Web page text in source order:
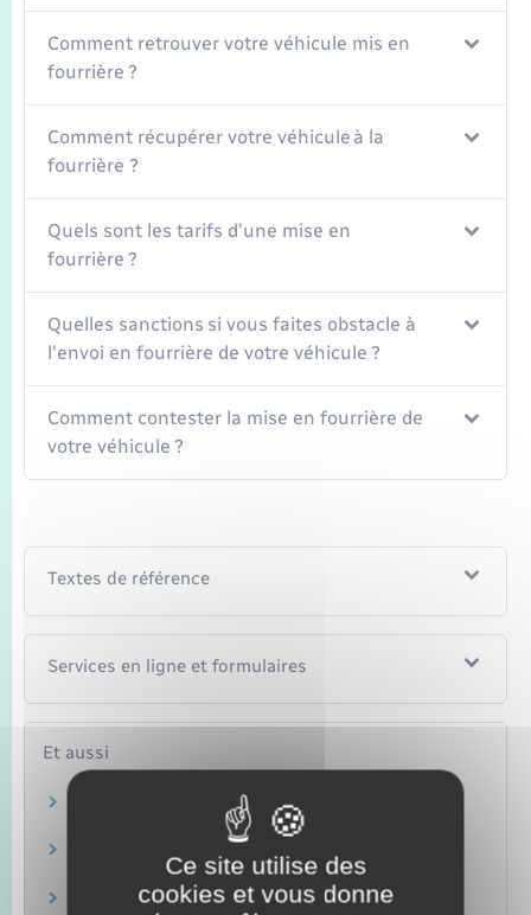
Comment retrouver votre véhicule mis en
fourrière ?
Comment récupérer votre véhicule à la
fourrière ?
Quels sont les tarifs d'une mise en
fourrière ?
Quelles sanctions si vous faites obstacle à
l'envoi en fourrière de votre véhicule ?
Comment contester la mise en fourrière de
votre véhicule ?
Textes de référence
Services en ligne et formulaires
Et aussi
Infractions routières
Permis de conduire
Transports – Mobilité
Immobilisation d'un véhicule
Ce site utilise des
cookies et vous donne